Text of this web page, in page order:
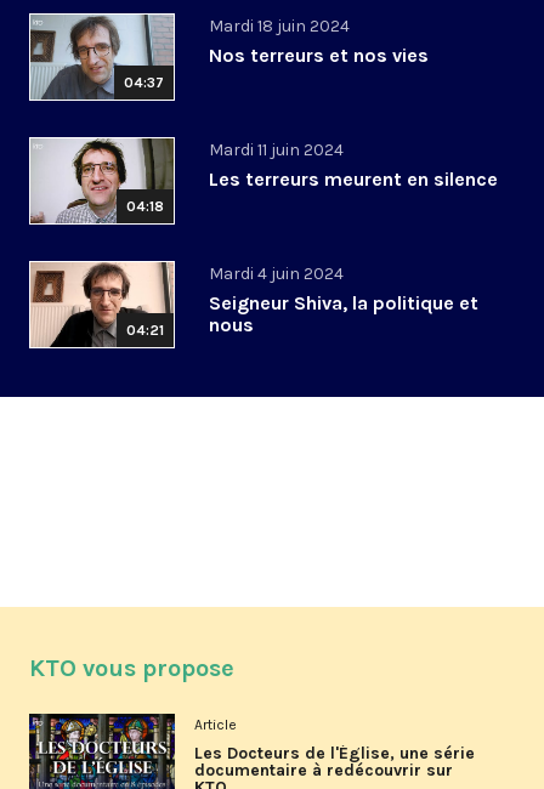
04:37
Mardi 18 juin 2024
Nos terreurs et nos vies
04:18
Mardi 11 juin 2024
Les terreurs meurent en silence
04:21
Mardi 4 juin 2024
Seigneur Shiva, la politique et
nous
KTO vous propose
Article
Les Docteurs de l'Église, une série
documentaire à redécouvrir sur